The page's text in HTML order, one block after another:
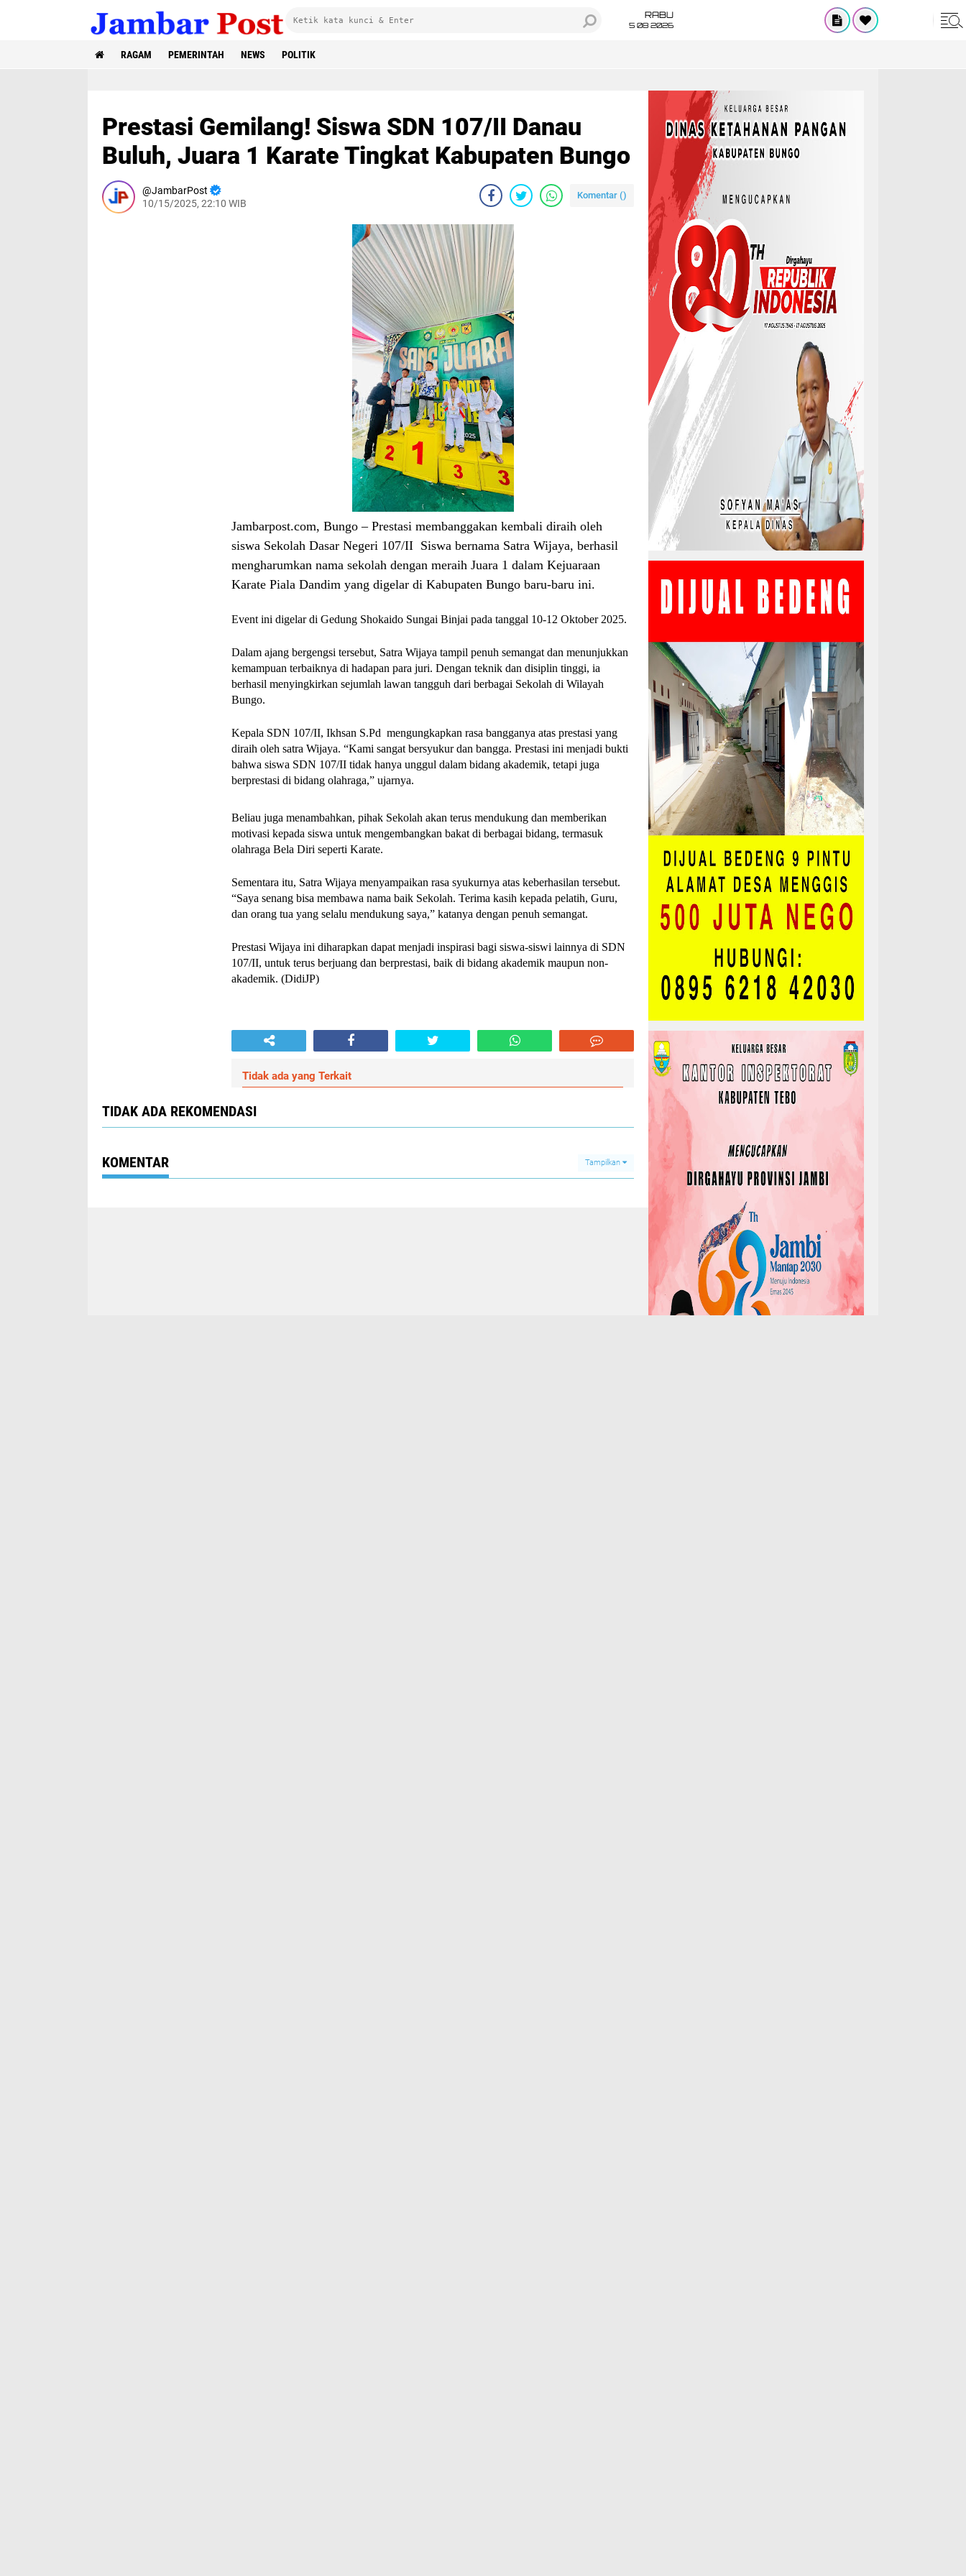
RABU
5 08 2026
RAGAM PEMERINTAH NEWS POLITIK
Prestasi Gemilang! Siswa SDN 107/II Danau
Buluh, Juara 1 Karate Tingkat Kabupaten Bungo
JambarPost
10/15/2025, 22:10 WIB
Komentar ()
Jambarpost.com, Bungo – Prestasi membanggakan kembali diraih oleh
siswa Sekolah Dasar Negeri 107/II Siswa bernama Satra Wijaya, berhasil
mengharumkan nama sekolah dengan meraih Juara 1 dalam Kejuaraan
Karate Piala Dandim yang digelar di Kabupaten Bungo baru-baru ini.
Event ini digelar di Gedung Shokaido Sungai Binjai pada tanggal 10-12 Oktober 2025.
Dalam ajang bergengsi tersebut, Satra Wijaya tampil penuh semangat dan menunjukkan
kemampuan terbaiknya di hadapan para juri. Dengan teknik dan disiplin tinggi, ia
berhasil menyingkirkan sejumlah lawan tangguh dari berbagai Sekolah di Wilayah
Bungo.
Kepala SDN 107/II, Ikhsan S.Pd mengungkapkan rasa bangganya atas prestasi yang
diraih oleh satra Wijaya. “Kami sangat bersyukur dan bangga. Prestasi ini menjadi bukti
bahwa siswa SDN 107/II tidak hanya unggul dalam bidang akademik, tetapi juga
berprestasi di bidang olahraga,” ujarnya.
Beliau juga menambahkan, pihak Sekolah akan terus mendukung dan memberikan
motivasi kepada siswa untuk mengembangkan bakat di berbagai bidang, termasuk
olahraga Bela Diri seperti Karate.
Sementara itu, Satra Wijaya menyampaikan rasa syukurnya atas keberhasilan tersebut.
“Saya senang bisa membawa nama baik Sekolah. Terima kasih kepada pelatih, Guru,
dan orang tua yang selalu mendukung saya,” katanya dengan penuh semangat.
Prestasi Wijaya ini diharapkan dapat menjadi inspirasi bagi siswa-siswi lainnya di SDN
107/II, untuk terus berjuang dan berprestasi, baik di bidang akademik maupun non-
akademik. (DidiJP)
Tidak ada yang Terkait
TIDAK ADA REKOMENDASI
KOMENTAR Tampilkan